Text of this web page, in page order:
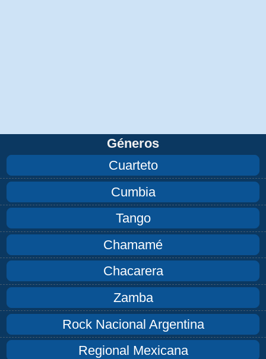
Géneros
Cuarteto
Cumbia
Tango
Chamamé
Chacarera
Zamba
Rock Nacional Argentina
Regional Mexicana